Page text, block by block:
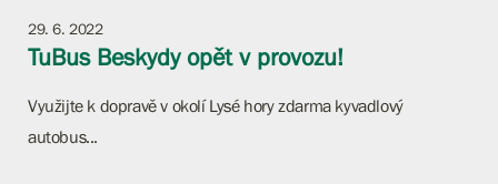
29. 6. 2022
TuBus Beskydy opět v provozu!
Využijte k dopravě v okolí Lysé hory zdarma kyvadlový
autobus...